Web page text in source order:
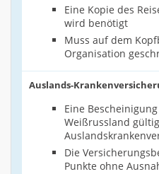
Eine Kopie des
wird benötigt
Muss auf dem
Organisation
Auslands-
Eine
Weißrussland
Die
Punkte ohne